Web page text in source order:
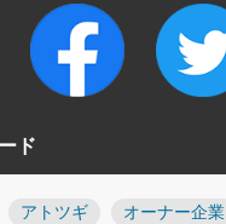
ド
アトツギ オーナー企業